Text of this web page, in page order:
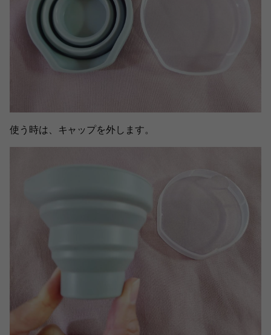
使う時は、キャップを外します。